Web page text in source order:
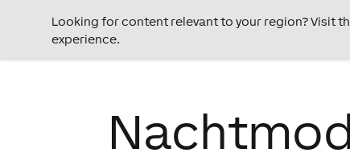
Looking for content relevant to your region? Visit
experience.